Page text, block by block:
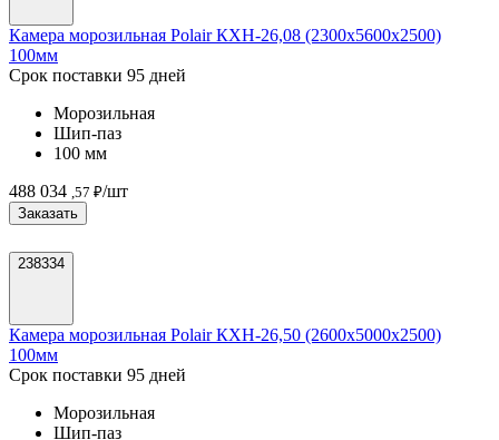
Камера морозильная Polair КХН-26,08 (2300х5600х2500)
100мм
Срок поставки 95 дней
Морозильная
Шип-паз
100 мм
488 034 ,57 ₽/шт
Заказать
238334
Камера морозильная Polair КХН-26,50 (2600х5000х2500)
100мм
Срок поставки 95 дней
Морозильная
Шип-паз